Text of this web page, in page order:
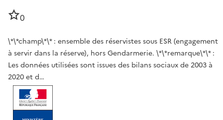
0
\*\*champ\*\* : ensemble des réservistes sous ESR (engagement
à servir dans la réserve), hors Gendarmerie. \*\*remarque\*\* :
Les données utilisées sont issues des bilans sociaux de 2003 à
2020 et d…